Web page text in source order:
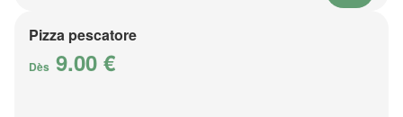
Pizza pescatore
Dès 9.00 €